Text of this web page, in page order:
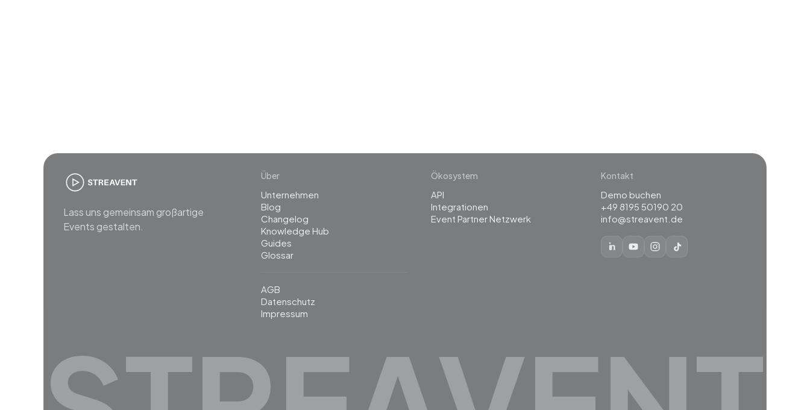
Lass uns gemeinsam großartige
Events gestalten.
Über
Unternehmen
Blog
Changelog
Knowledge Hub
Guides
Glossar
AGB
Datenschutz
Impressum
Ökosystem
API
Integrationen
Event Partner Netzwerk
Kontakt
Demo buchen
+49 8195 50190 20
info@streavent.de